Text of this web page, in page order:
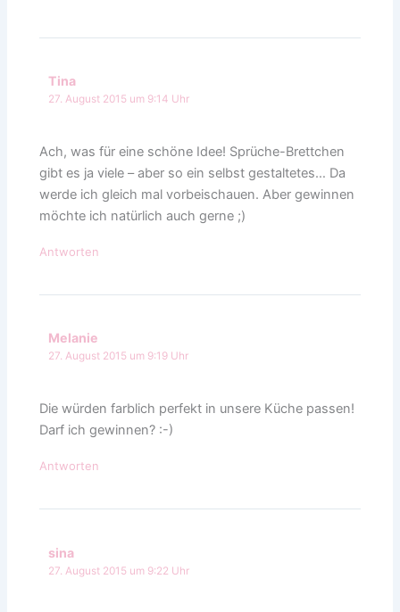
Tina
27. August 2015 um 9:14 Uhr
Ach, was für eine schöne Idee! Sprüche-Brettchen
gibt es ja viele – aber so ein selbst gestaltetes… Da
werde ich gleich mal vorbeischauen. Aber gewinnen
möchte ich natürlich auch gerne ;)
Antworten
Melanie
27. August 2015 um 9:19 Uhr
Die würden farblich perfekt in unsere Küche passen!
Darf ich gewinnen? :-)
Antworten
sina
27. August 2015 um 9:22 Uhr